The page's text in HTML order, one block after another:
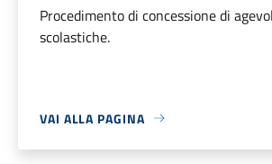
Procedimento di concessione di
scolastiche.
VAI ALLA PAGINA